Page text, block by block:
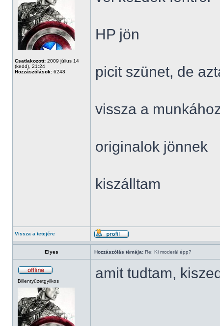
Csatlakozott: 2009 július 14
(kedd), 21:24
Hozzászólások: 6248
HP jön
picit szünet, de
vissza a
originalok jönnek
kiszálltam
Vissza a tetejére
Elyes Hozzászólás témája: Re: Ki moderál épp?
Billentyűzetgyilkos amit tudtam,